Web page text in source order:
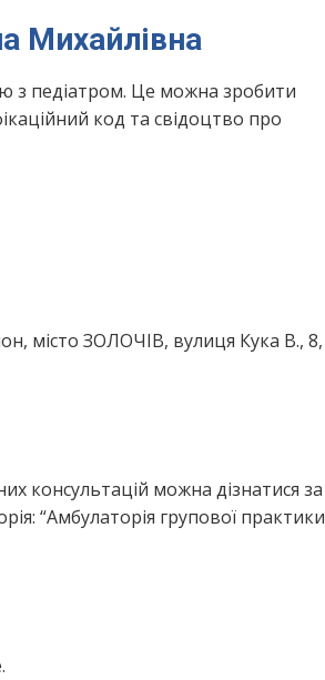
Михайлівна
з педіатром. Це можна зробити
код та свідоцтво про
місто ЗОЛОЧІВ, вулиця Кука В., 8,
консультацій можна дізнатися за
“Амбулаторія групової практики